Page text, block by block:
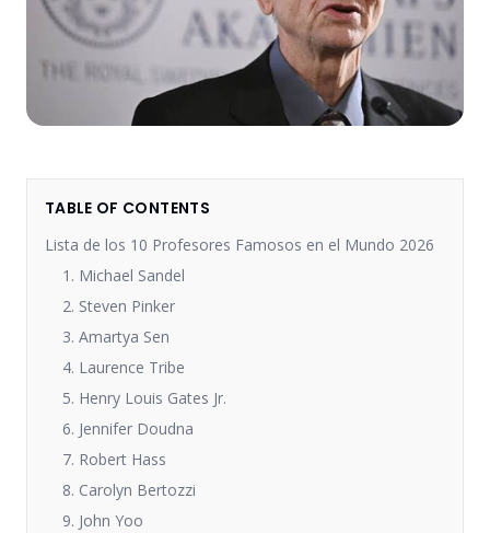
TABLE OF CONTENTS
Lista de los 10 Profesores Famosos en el Mundo 2026
1. Michael Sandel
2. Steven Pinker
3. Amartya Sen
4. Laurence Tribe
5. Henry Louis Gates Jr.
6. Jennifer Doudna
7. Robert Hass
8. Carolyn Bertozzi
9. John Yoo